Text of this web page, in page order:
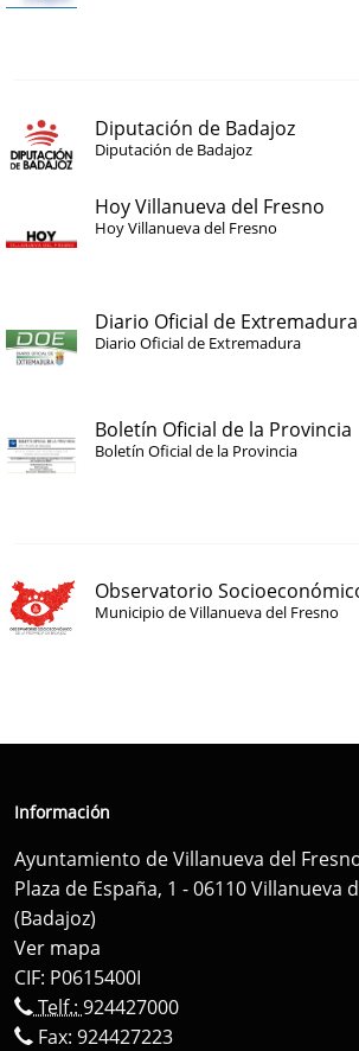
Diputación de Badajoz
Diputación de Badajoz
Hoy Villanueva del Fresno
Hoy Villanueva del Fresno
Diario Oficial de Extremadura
Diario Oficial de Extremadura
Boletín Oficial de la Provincia
Boletín Oficial de la Provincia
Observatorio
Municipio de Villanueva del Fresno
Información
Ayuntamiento de Villanueva del
Plaza de España, 1 - 06110 Villanueva
(Badajoz)
Ver mapa
CIF: P0615400I
Telf.: 924427000
Fax: 924427223